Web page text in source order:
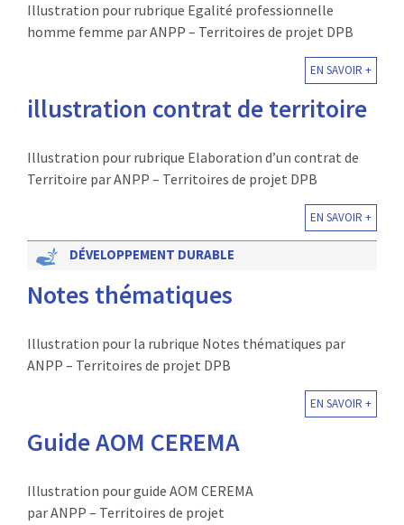
Illustration pour rubrique Egalité professionnelle
homme femme par ANPP – Territoires de projet DPB
EN SAVOIR +
illustration contrat de territoire
Illustration pour rubrique Elaboration d’un contrat de
Territoire par ANPP – Territoires de projet DPB
EN SAVOIR +
DÉVELOPPEMENT DURABLE
Notes thématiques
Illustration pour la rubrique Notes thématiques par
ANPP – Territoires de projet DPB
EN SAVOIR +
Guide AOM CEREMA
Illustration pour guide AOM CEREMA
par ANPP – Territoires de projet